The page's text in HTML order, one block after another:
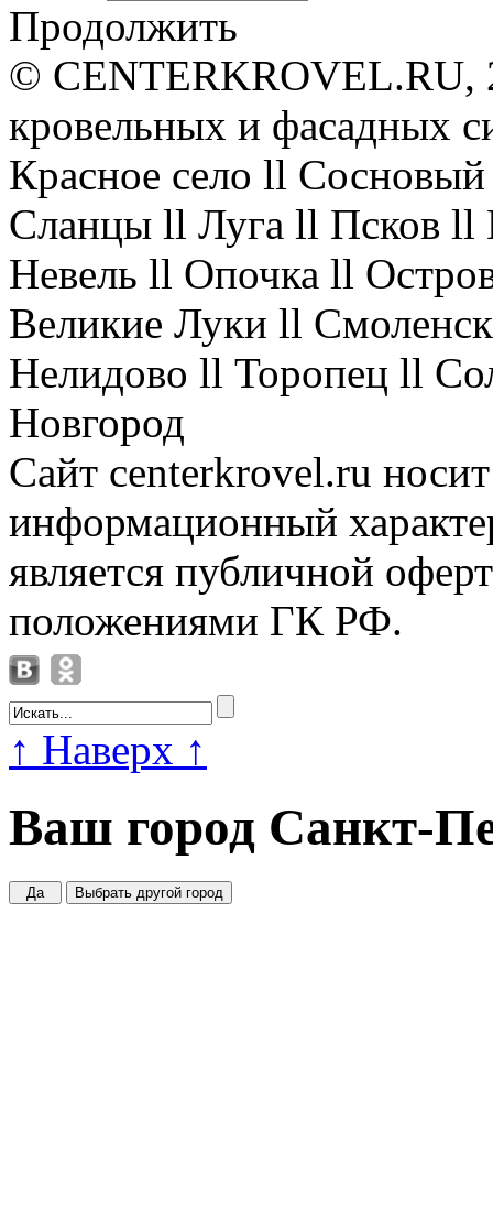
Продолжить
© CENTERKROVEL.RU,
кровельных и фасадных
Красное село ll
Сланцы ll Луга ll Псков
Невель ll Опочка ll
Великие Луки ll
Нелидово ll Торопец ll
Новгород
Сайт centerkrovel.ru
информационный
является публичной
положениями ГК РФ.
↑ Наверх ↑
Ваш город Санкт-
Да Выбрать другой город